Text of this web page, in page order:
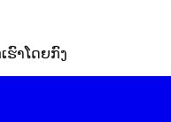
ຮົາໂດຍກົງ